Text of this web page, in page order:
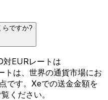
らですか?
EURレートは
は、世界の通貨市場にお
です。Xeでの送金金額を
ください。